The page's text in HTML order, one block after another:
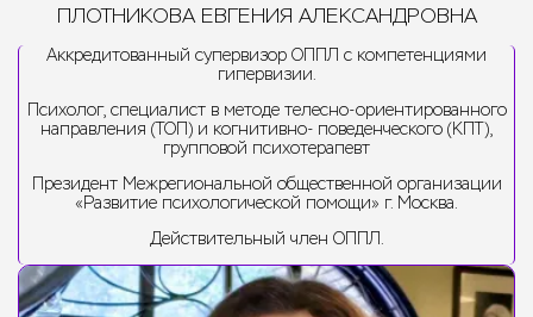
ПЛОТНИКОВА ЕВГЕНИЯ АЛЕКСАНДРОВНА
Аккредитованный супервизор ОППЛ с компетенциями
гипервизии.
Психолог, специалист в методе телесно-ориентированного
направления (ТОП) и когнитивно- поведенческого (КПТ),
групповой психотерапевт
Президент Межрегиональной общественной организации
«Развитие психологической помощи» г. Москва.
Действительный член ОППЛ.